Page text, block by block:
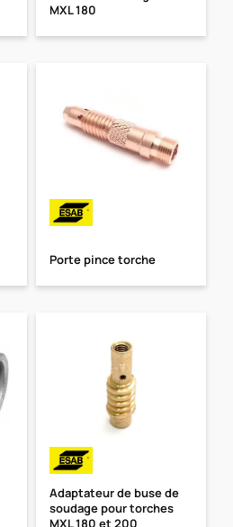
MXL 180
Porte pince torche
Adaptateur de buse de
soudage pour torches
MXL 180 et 200